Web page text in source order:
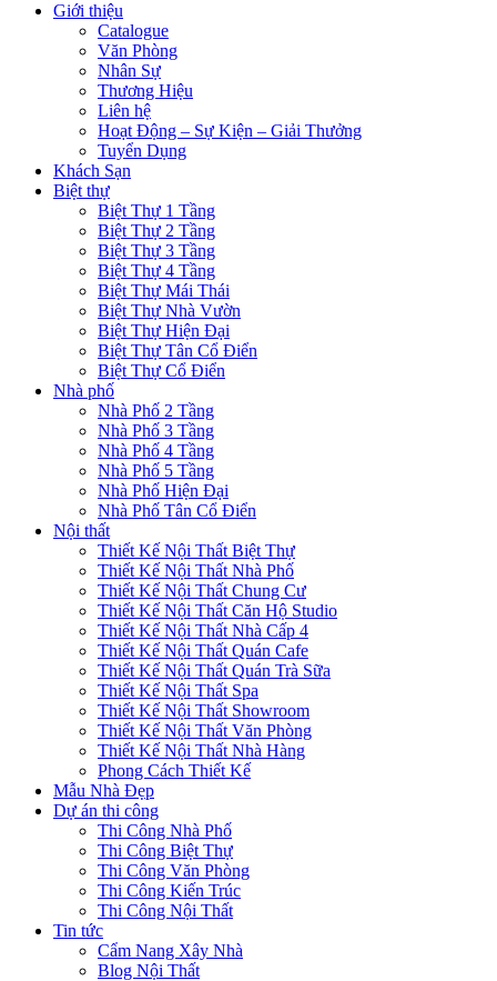
Giới thiệu
Catalogue
Văn Phòng
Nhân Sự
Thương Hiệu
Liên hệ
Hoạt Động – Sự Kiện – Giải Thưởng
Tuyển Dụng
Khách Sạn
Biệt thự
Biệt Thự 1 Tầng
Biệt Thự 2 Tầng
Biệt Thự 3 Tầng
Biệt Thự 4 Tầng
Biệt Thự Mái Thái
Biệt Thự Nhà Vườn
Biệt Thự Hiện Đại
Biệt Thự Tân Cổ Điển
Biệt Thự Cổ Điển
Nhà phố
Nhà Phố 2 Tầng
Nhà Phố 3 Tầng
Nhà Phố 4 Tầng
Nhà Phố 5 Tầng
Nhà Phố Hiện Đại
Nhà Phố Tân Cổ Điển
Nội thất
Thiết Kế Nội Thất Biệt Thự
Thiết Kế Nội Thất Nhà Phố
Thiết Kế Nội Thất Chung Cư
Thiết Kế Nội Thất Căn Hộ Studio
Thiết Kế Nội Thất Nhà Cấp 4
Thiết Kế Nội Thất Quán Cafe
Thiết Kế Nội Thất Quán Trà Sữa
Thiết Kế Nội Thất Spa
Thiết Kế Nội Thất Showroom
Thiết Kế Nội Thất Văn Phòng
Thiết Kế Nội Thất Nhà Hàng
Phong Cách Thiết Kế
Mẫu Nhà Đẹp
Dự án thi công
Thi Công Nhà Phố
Thi Công Biệt Thự
Thi Công Văn Phòng
Thi Công Kiến Trúc
Thi Công Nội Thất
Tin tức
Cẩm Nang Xây Nhà
Blog Nội Thất